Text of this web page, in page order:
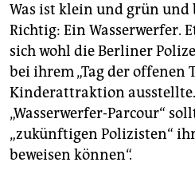
unterstützen
abo
genossenschaft
epaper login
Was ist klein und grün und
Richtig: Ein Wasserwerfer.
sich wohl die Berliner
bei ihrem „Tag der offenen
Kinderattraktion
„Wasserwerfer-Parcour“
„zukünftigen Polizisten“
beweisen können“.